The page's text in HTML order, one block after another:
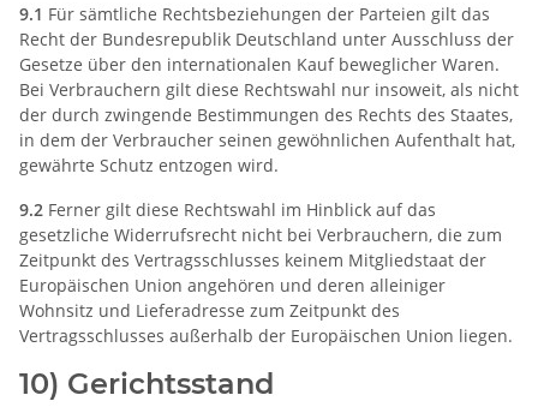
9.1 Für sämtliche Rechtsbeziehungen der Parteien gilt das
Recht der Bundesrepublik Deutschland unter Ausschluss der
Gesetze über den internationalen Kauf beweglicher Waren.
Bei Verbrauchern gilt diese Rechtswahl nur insoweit, als nicht
der durch zwingende Bestimmungen des Rechts des Staates,
in dem der Verbraucher seinen gewöhnlichen Aufenthalt hat,
gewährte Schutz entzogen wird.
9.2 Ferner gilt diese Rechtswahl im Hinblick auf das
gesetzliche Widerrufsrecht nicht bei Verbrauchern, die zum
Zeitpunkt des Vertragsschlusses keinem Mitgliedstaat der
Europäischen Union angehören und deren alleiniger
Wohnsitz und Lieferadresse zum Zeitpunkt des
Vertragsschlusses außerhalb der Europäischen Union liegen.
10) Gerichtsstand